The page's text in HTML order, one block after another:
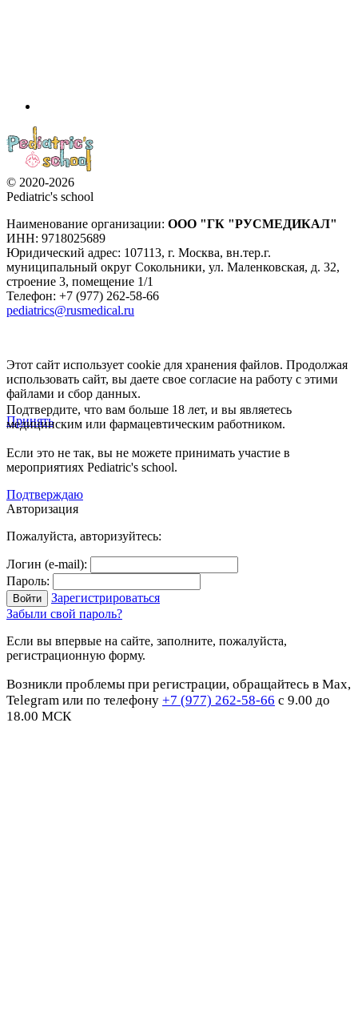
© 2020-2026
Pediatric's school
Наименование организации: ООО "ГК "РУСМЕДИКАЛ"
ИНН: 9718025689
Юридический адрес: 107113, г. Москва, вн.тер.г.
муниципальный округ Сокольники, ул. Маленковская, д. 32,
строение 3, помещение 1/1
Телефон: +7 (977) 262-58-66
pediatrics@rusmedical.ru
Этот сайт использует cookie для хранения файлов. Продолжая
использовать сайт, вы даете свое согласие на работу с этими
файлами и сбор данных.
Принять
Подтвердите, что вам больше 18 лет, и вы являетесь
медицинским или фармацевтическим работником.
Если это не так, вы не можете принимать участие в
мероприятиях Pediatric's school.
Подтверждаю
Авторизация
Пожалуйста, авторизуйтесь:
Логин (e-mail):
Пароль:
Зарегистрироваться
Забыли свой пароль?
Если вы впервые на сайте, заполните, пожалуйста,
регистрационную форму.
Возникли проблемы при регистрации, обращайтесь в Max,
Telegram или по телефону +7 (977) 262-58-66 с 9.00 до
18.00 МСК